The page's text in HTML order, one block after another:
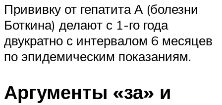
Прививку от гепатита А (болезни
Боткина) делают с 1-го года
двукратно с интервалом 6 месяцев
по эпидемическим показаниям.
Аргументы «за» и